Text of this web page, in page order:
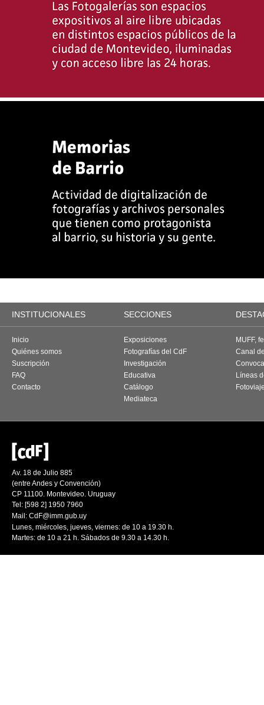
INSTITUCIONALES SECCIONES
Inicio
Quiénes somos
Suscripción
FAQ
Contacto
Exposiciones
Fotografías del CdF
Investigación
Educativa
Catálogo
Mediateca
MUFF,
Canal
Líneas
Av. 18 de Julio 885
(entre Andes y Convención)
CP 11100. Montevideo. Uruguay
Tel: [598 2] 1950 7960
Mail: CdF@imm.gub.uy
Lunes, miércoles, jueves, viernes: de 10 a 19.30 h.
Martes: de 10 a 21 h. Sábados de 9.30 a 14.30 h.